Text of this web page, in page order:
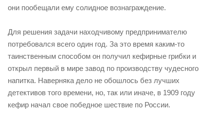
они пообещали ему солидное вознаграждение.
Для решения задачи находчивому предпринимателю
потребовался всего один год. За это время каким-то
таинственным способом он получил кефирные грибки и
открыл первый в мире завод по производству чудесного
напитка. Наверняка дело не обошлось без лучших
детективов того времени, но, так или иначе, в 1909 году
кефир начал свое победное шествие по России.